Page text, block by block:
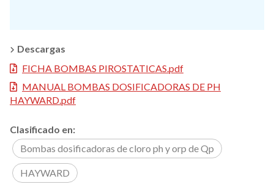
Descargas
FICHA BOMBAS PIROSTATICAS.pdf
MANUAL BOMBAS DOSIFICADORAS DE PH
HAYWARD.pdf
Clasificado en:
Bombas dosificadoras de cloro ph y orp de Qp
HAYWARD